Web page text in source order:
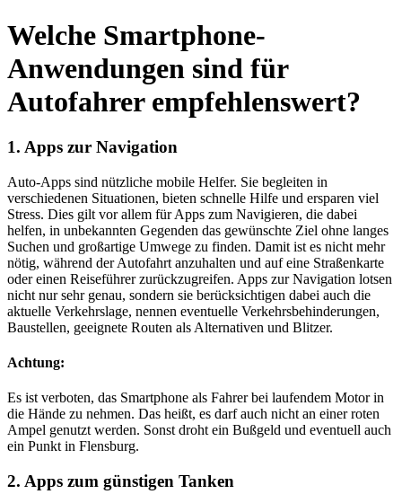
Welche Smartphone-
Anwendungen sind für
Autofahrer empfehlenswert?
1. Apps zur Navigation
Auto-Apps sind nützliche mobile Helfer. Sie begleiten in
verschiedenen Situationen, bieten schnelle Hilfe und ersparen viel
Stress. Dies gilt vor allem für Apps zum Navigieren, die dabei
helfen, in unbekannten Gegenden das gewünschte Ziel ohne langes
Suchen und großartige Umwege zu finden. Damit ist es nicht mehr
nötig, während der Autofahrt anzuhalten und auf eine Straßenkarte
oder einen Reiseführer zurückzugreifen. Apps zur Navigation lotsen
nicht nur sehr genau, sondern sie berücksichtigen dabei auch die
aktuelle Verkehrslage, nennen eventuelle Verkehrsbehinderungen,
Baustellen, geeignete Routen als Alternativen und Blitzer.
Achtung:
Es ist verboten, das Smartphone als Fahrer bei laufendem Motor in
die Hände zu nehmen. Das heißt, es darf auch nicht an einer roten
Ampel genutzt werden. Sonst droht ein Bußgeld und eventuell auch
ein Punkt in Flensburg.
2. Apps zum günstigen Tanken